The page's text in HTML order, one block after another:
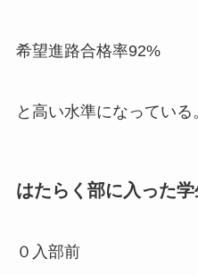
希望進路合格率92%
と高い水準になっている
はたらく部に入った
０入部前